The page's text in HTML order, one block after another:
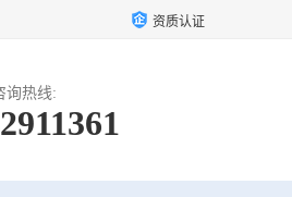
资质认证
询热线: